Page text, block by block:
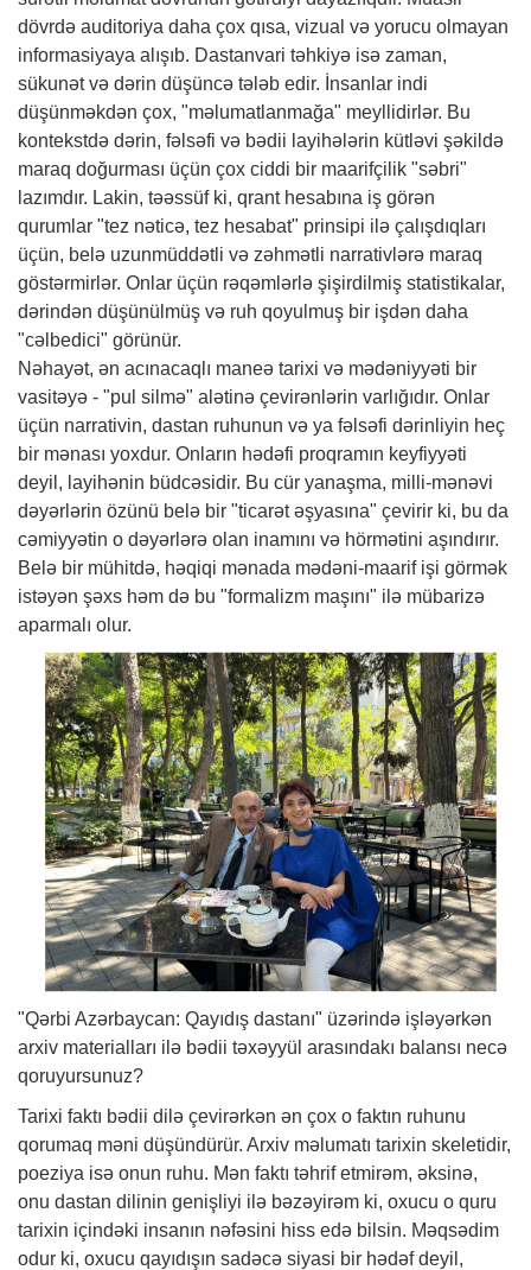
dövrdə auditoriya daha çox qısa, vizual və yorucu olmayan
informasiyaya alışıb. Dastanvari təhkiyə isə zaman,
sükunət və dərin düşüncə tələb edir. İnsanlar indi
düşünməkdən çox, "məlumatlanmağa" meyllidirlər. Bu
kontekstdə dərin, fəlsəfi və bədii layihələrin kütləvi şəkildə
maraq doğurması üçün çox ciddi bir maarifçilik "səbri"
lazımdır. Lakin, təəssüf ki, qrant hesabına iş görən
qurumlar "tez nəticə, tez hesabat" prinsipi ilə çalışdıqları
üçün, belə uzunmüddətli və zəhmətli narrativlərə maraq
göstərmirlər. Onlar üçün rəqəmlərlə şişirdilmiş statistikalar,
dərindən düşünülmüş və ruh qoyulmuş bir işdən daha
"cəlbedici" görünür.
Nəhayət, ən acınacaqlı maneə tarixi və mədəniyyəti bir
vasitəyə - "pul silmə" alətinə çevirənlərin varlığıdır. Onlar
üçün narrativin, dastan ruhunun və ya fəlsəfi dərinliyin heç
bir mənası yoxdur. Onların hədəfi proqramın keyfiyyəti
deyil, layihənin büdcəsidir. Bu cür yanaşma, milli-mənəvi
dəyərlərin özünü belə bir "ticarət əşyasına" çevirir ki, bu da
cəmiyyətin o dəyərlərə olan inamını və hörmətini aşındırır.
Belə bir mühitdə, həqiqi mənada mədəni-maarif işi görmək
istəyən şəxs həm də bu "formalizm maşını" ilə mübarizə
aparmalı olur.
"Qərbi Azərbaycan: Qayıdış dastanı" üzərində işləyərkən
arxiv materialları ilə bədii təxəyyül arasındakı balansı necə
qoruyursunuz?
Tarixi faktı bədii dilə çevirərkən ən çox o faktın ruhunu
qorumaq məni düşündürür. Arxiv məlumatı tarixin skeletidir,
poeziya isə onun ruhu. Mən faktı təhrif etmirəm, əksinə,
onu dastan dilinin genişliyi ilə bəzəyirəm ki, oxucu o quru
tarixin içindəki insanın nəfəsini hiss edə bilsin. Məqsədim
odur ki, oxucu qayıdışın sadəcə siyasi bir hədəf deyil,